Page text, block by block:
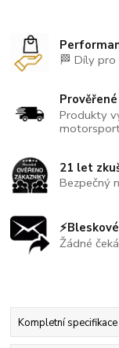
🏁 Díly
Produkty
21 let
Bezpečný
Žádné
Kompletní specifikace